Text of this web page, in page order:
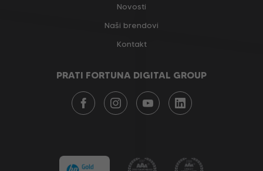
Novosti
Naši brendovi
Kontakt
PRATI FORTUNA DIGITAL GROUP